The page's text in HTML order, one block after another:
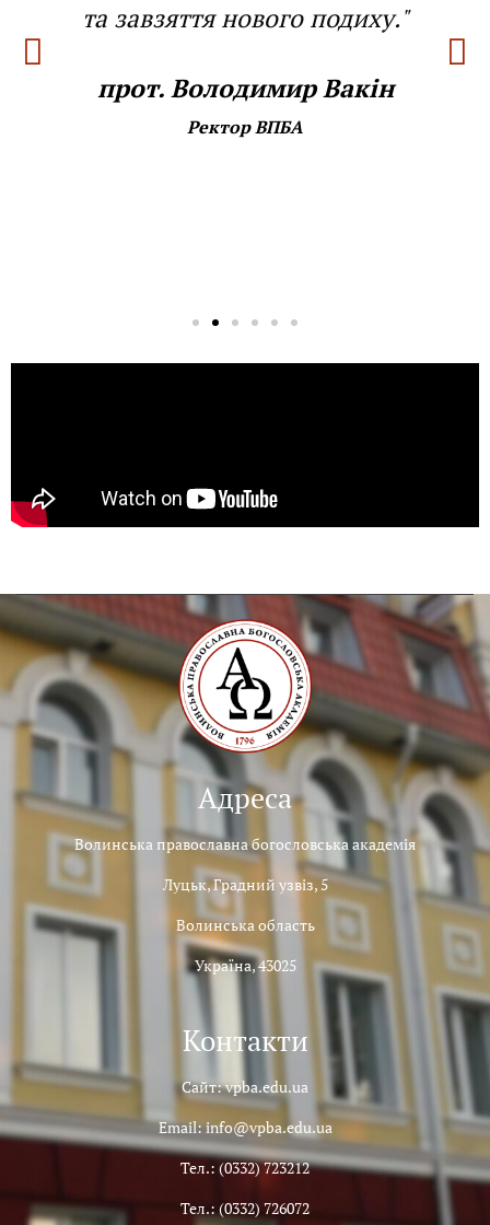
та завзяття нового подиху."
прот. Володимир Вакін
Ректор ВПБА
Адреса
Волинська православна богословська академія
Луцьк, Градний узвіз, 5
Волинська область
Україна, 43025
Контакти
Сайт: vpba.edu.ua
Email: info@vpba.edu.ua
Тел.: (0332) 723212
Тел.: (0332) 726072